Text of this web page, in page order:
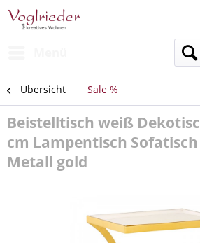
Übersicht Sale %
Beistelltisch weiß
cm Lampentisch Sofatisch
Metall gold